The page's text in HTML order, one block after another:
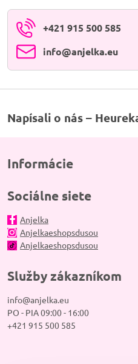
+421 915 500 585
info​@anjelka​.eu
Napísali o nás –
Informácie
Sociálne siete
Anjelka
Anjelkaeshopsdusou
Anjelkaeshopsdusou
Služby zákazníkom
info@anjelka.eu
PO - PIA 09:00 - 16:00
+421 915 500 585